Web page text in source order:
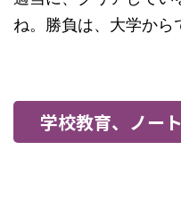
ね。勝負は、大学から
学校教育、ノー